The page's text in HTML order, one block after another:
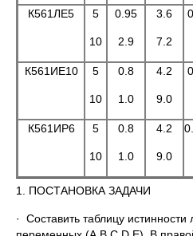
К561ЛЕ5 5
10
0.95
2.9
3.6
7.2
К561ИЕ10 5
10
0.8
1.0
4.2
9.0
К561ИP6 5
10
0.8
1.0
4.2
9.0
1. ПОСТАНОВКА ЗАДАЧИ
· Составить таблицу